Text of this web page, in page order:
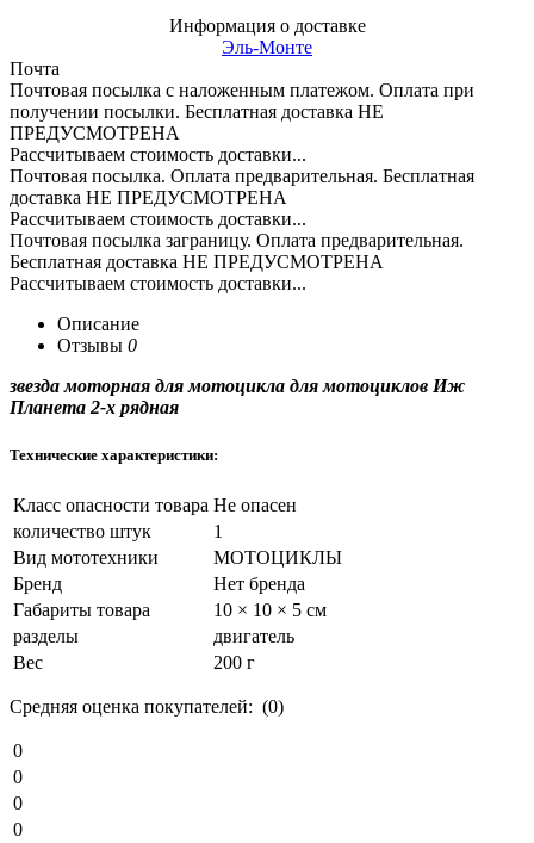
Информация о доставке
Эль-Монте
Почта
Почтовая посылка с наложенным платежом. Оплата при
получении посылки. Бесплатная доставка НЕ
ПРЕДУСМОТРЕНА
Рассчитываем стоимость доставки...
Почтовая посылка. Оплата предварительная. Бесплатная
доставка НЕ ПРЕДУСМОТРЕНА
Рассчитываем стоимость доставки...
Почтовая посылка заграницу. Оплата предварительная.
Бесплатная доставка НЕ ПРЕДУСМОТРЕНА
Рассчитываем стоимость доставки...
Описание
Отзывы 0
звезда моторная для мотоцикла для мотоциклов Иж
Планета 2-х рядная
Технические характеристики:
Класс опасности товара Не опасен
количество штук
1
Вид мототехники
МОТОЦИКЛЫ
Бренд
Нет бренда
Габариты товара
10 × 10 × 5 см
разделы
двигатель
Вес
200 г
Средняя оценка покупателей: (0)
0
0
0
0